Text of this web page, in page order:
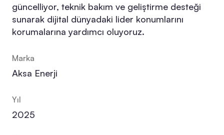
güncelliyor, teknik bakım ve geliştirme desteği
sunarak dijital dünyadaki lider konumlarını
korumalarına yardımcı oluyoruz.
Marka
Aksa Enerji
Yıl
2025